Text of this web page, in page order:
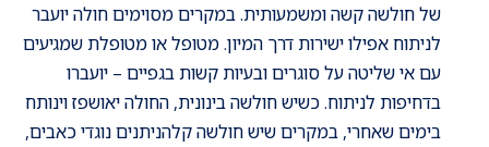
של חולשה קשה ומשמעותית. במקרים מסוימים חולה יועבר
לניתוח אפילו ישירות דרך המיון. מטופל או מטופלת שמגיעים
עם אי שליטה על סוגרים ובעיות קשות בגפיים – יועברו
בדחיפות לניתוח. כשיש חולשה בינונית, החולה יאושפז וינותח
בימים שאחרי, במקרים שיש חולשה קלהניתנים נוגדי כאבים,